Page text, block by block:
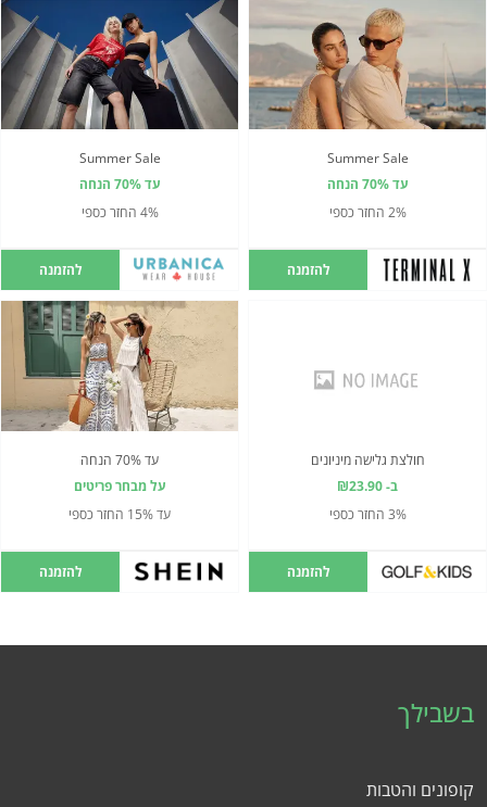
Summer Sale
עד 70% הנחה
2% החזר כספי
להזמנה
Summer Sale
עד 70% הנחה
4% החזר כספי
להזמנה
חולצת גלישה מיניונים
ב- ₪23.90
3% החזר כספי
להזמנה
עד 70% הנחה
על מבחר פריטים
עד 15% החזר כספי
להזמנה
בשבילך
קופונים והטבות